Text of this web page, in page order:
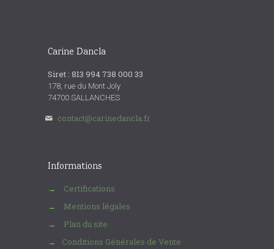
Carine Dancla
Siret : 813 994 738 000 33
178, rue du Mont Joly
74700 SALLANCHES
contact@carinedancla.fr
Informations
→ Certifications
→ Mentions légales
→ Plan du site
→ Conditions Générales de Vente